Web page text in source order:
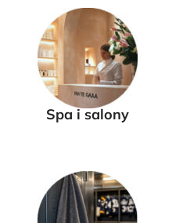
Spa i salony